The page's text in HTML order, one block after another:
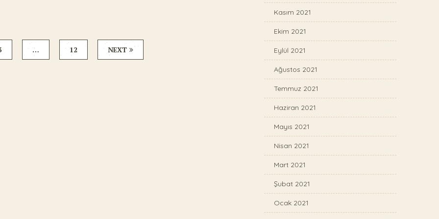
… 12 NEXT
Kasım 2021
Ekim 2021
Eylül 2021
Ağustos 2021
Temmuz 2021
Haziran 2021
Mayıs 2021
Nisan 2021
Mart 2021
Şubat 2021
Ocak 2021